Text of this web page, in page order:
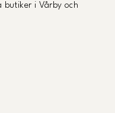
butiker i Vårby och